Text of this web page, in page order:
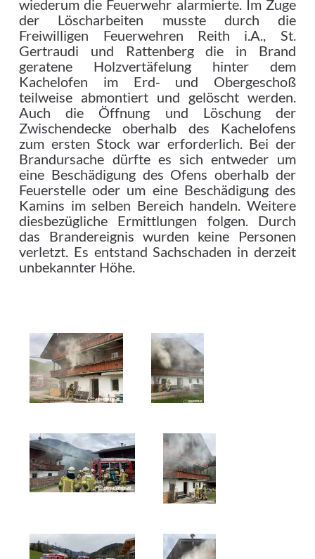
wiederum die Feuerwehr alarmierte. Im Zuge
der Löscharbeiten musste durch die
Freiwilligen Feuerwehren Reith i.A., St.
Gertraudi und Rattenberg die in Brand
geratene Holzvertäfelung hinter dem
Kachelofen im Erd- und Obergeschoß
teilweise abmontiert und gelöscht werden.
Auch die Öffnung und Löschung der
Zwischendecke oberhalb des Kachelofens
zum ersten Stock war erforderlich. Bei der
Brandursache dürfte es sich entweder um
eine Beschädigung des Ofens oberhalb der
Feuerstelle oder um eine Beschädigung des
Kamins im selben Bereich handeln. Weitere
diesbezügliche Ermittlungen folgen. Durch
das Brandereignis wurden keine Personen
verletzt. Es entstand Sachschaden in derzeit
unbekannter Höhe.